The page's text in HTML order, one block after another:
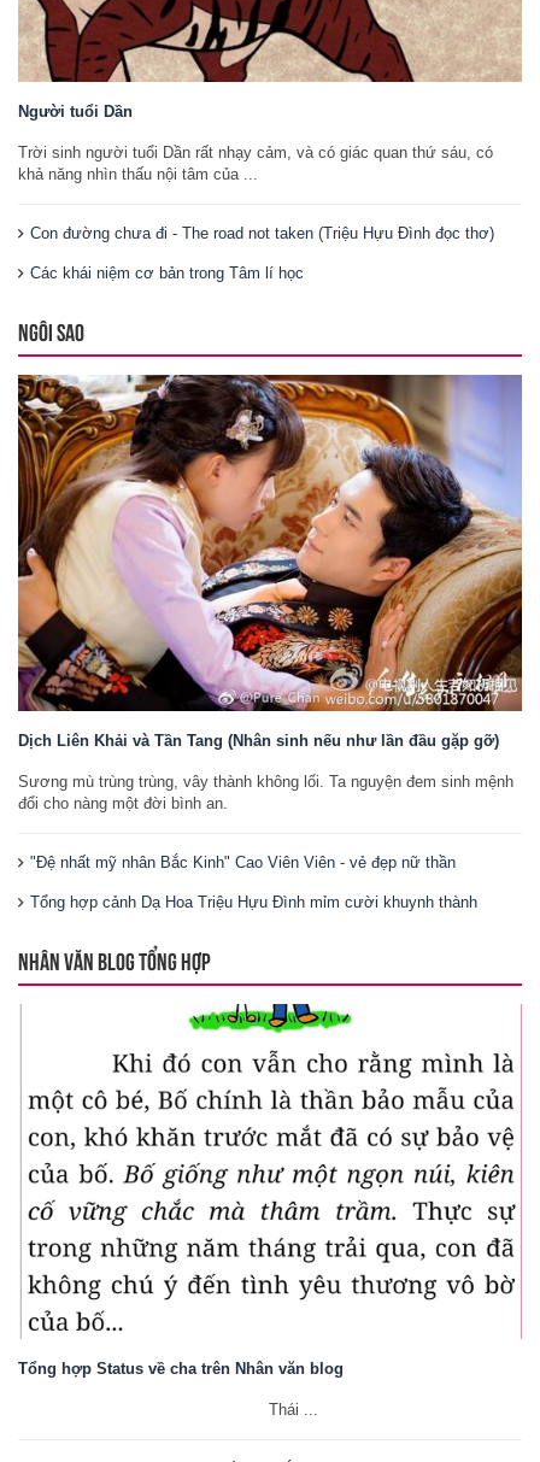
Người tuổi Dần
Trời sinh người tuổi Dần rất nhạy cảm, và có giác quan thứ sáu, có
khả năng nhìn thấu nội tâm của ...
Con đường chưa đi - The road not taken (Triệu Hựu Đình đọc thơ)
Các khái niệm cơ bản trong Tâm lí học
NGÔI SAO
Dịch Liên Khải và Tần Tang (Nhân sinh nếu như lần đầu gặp gỡ)
Sương mù trùng trùng, vây thành không lối. Ta nguyện đem sinh mệnh
đổi cho nàng một đời bình an.
"Đệ nhất mỹ nhân Bắc Kinh" Cao Viên Viên - vẻ đẹp nữ thần
Tổng hợp cảnh Dạ Hoa Triệu Hựu Đình mỉm cười khuynh thành
NHÂN VĂN BLOG TỔNG HỢP
Tổng hợp Status về cha trên Nhân văn blog
Thái ...